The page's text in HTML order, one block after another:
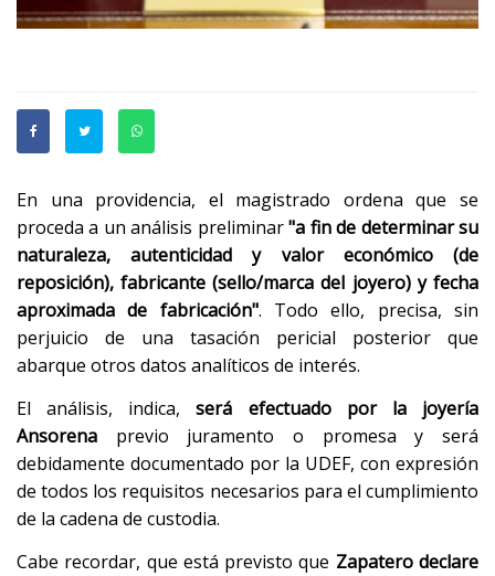
En una providencia, el magistrado ordena que se
proceda a un análisis preliminar"a fin de determinar su
naturaleza, autenticidad y valor económico (de
reposición), fabricante (sello/marca del joyero) y fecha
aproximada de fabricación". Todo ello, precisa, sin
perjuicio de una tasación pericial posterior que
abarque otros datos analíticos de interés.
El análisis, indica, será efectuado por la joyería
Ansorena previo juramento o promesa y será
debidamente documentado por la UDEF, con expresión
de todos los requisitos necesarios para el cumplimiento
de la cadena de custodia.
Cabe recordar, que está previsto que Zapatero declare